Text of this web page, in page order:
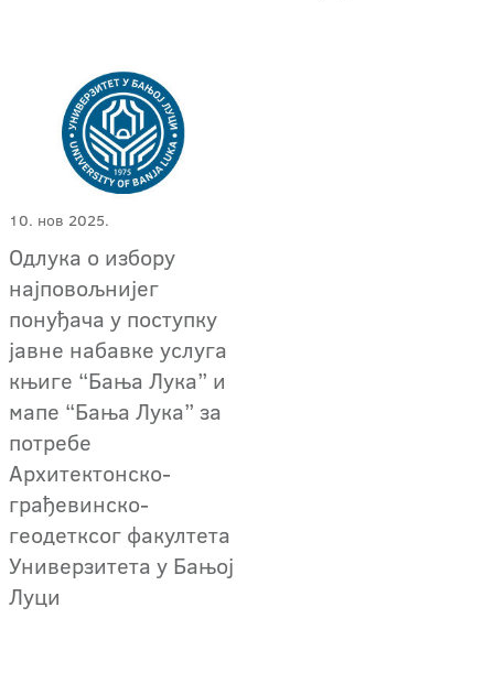
10. нов 2025.
Одлука о избору
најповољнијег
понуђача у поступку
јавне набавке услуга
књиге “Бања Лука” и
мапе “Бања Лука” за
потребе
Архитектонско-
грађевинско-
геодетксог факултета
Универзитета у Бањој
Луци